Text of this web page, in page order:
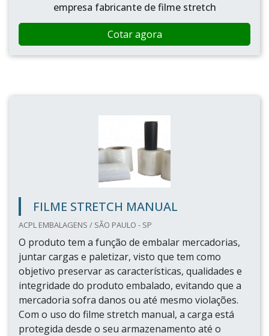
empresa fabricante de filme stretch
Cotar agora
FILME STRETCH MANUAL
ACPL EMBALAGENS / SÃO PAULO - SP
O produto tem a função de embalar mercadorias,
juntar cargas e paletizar, visto que tem como
objetivo preservar as características, qualidades e
integridade do produto embalado, evitando que a
mercadoria sofra danos ou até mesmo violações.
Com o uso do filme stretch manual, a carga está
protegida desde o seu armazenamento até o